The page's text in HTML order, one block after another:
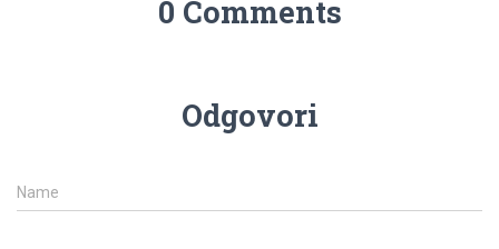
0 Comments
Odgovori
Name